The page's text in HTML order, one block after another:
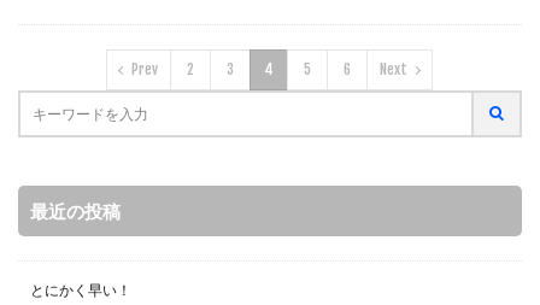
Prev 2 3 4 5 6 Next
最近の投稿
とにかく早い！